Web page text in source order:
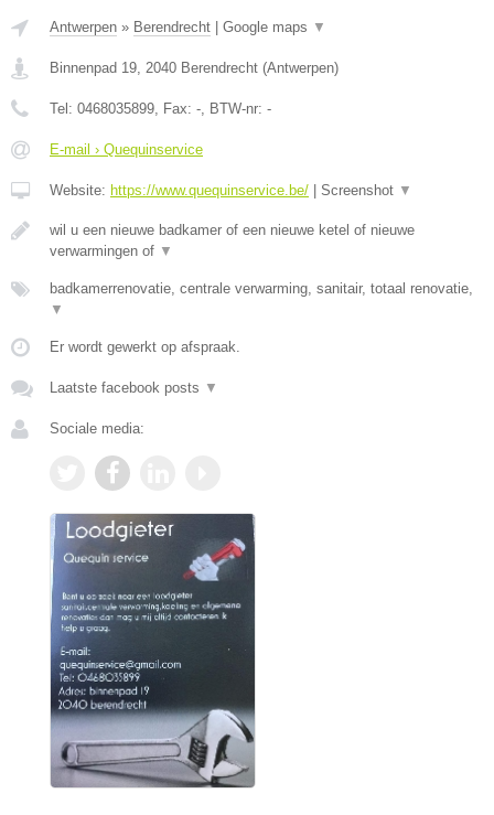
Antwerpen » Berendrecht Google maps ▼
Binnenpad 19, 2040 Berendrecht (Antwerpen)
Tel: 0468035899, Fax: -, BTW-nr: -
E-mail › Quequinservice
Website: https://www.quequinservice.be/ Screenshot ▼
wil u een nieuwe badkamer of een nieuwe ketel of nieuwe
verwarmingen of ▼
badkamerrenovatie, centrale verwarming, sanitair, totaal renovatie,
▼
Er wordt gewerkt op afspraak.
Laatste facebook posts ▼
Sociale media: